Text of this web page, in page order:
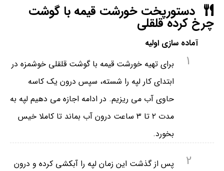
دستورپخت خورشت قیمه با گوشت
چرخ کرده قلقلی
آماده سازی اولیه
1
برای تهیه خورشت قیمه با گوشت قلقلی خوشمزه در
ابتدای کار لپه را شسته، سپس درون یک کاسه
حاوی آب می ریزیم. در ادامه اجازه می دهیم لپه به
مدت ۲ تا ۳ ساعت درون آب بماند تا کاملا خیس
بخورد.
2
پس از گذشت این زمان لپه را آبکشی کرده و درون